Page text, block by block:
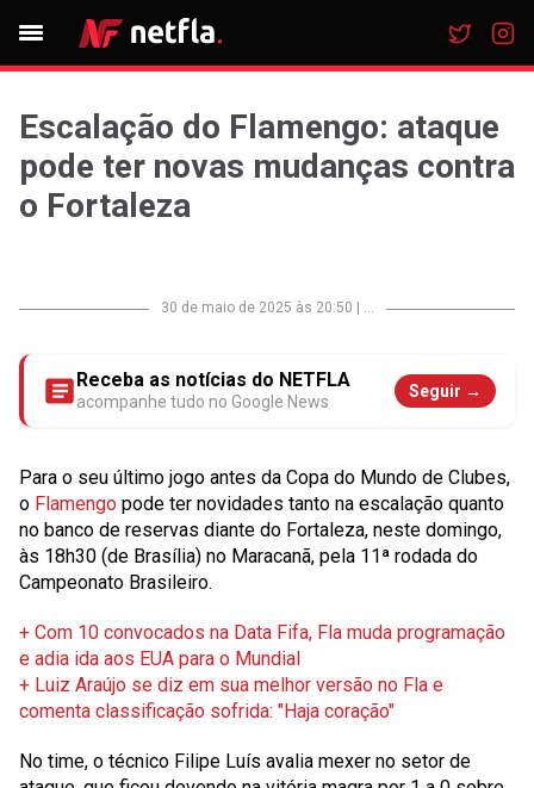
Escalação do Flamengo: ataque
pode ter novas mudanças contra
o Fortaleza
30 de maio de 2025 às 20:50 ...
Receba as notícias do NETFLA
acompanhe tudo no Google News
Seguir →
Para o seu último jogo antes da Copa do Mundo de Clubes,
o Flamengo pode ter novidades tanto na escalação quanto
no banco de reservas diante do Fortaleza, neste domingo,
às 18h30 (de Brasília) no Maracanã, pela 11ª rodada do
Campeonato Brasileiro.
+ Com 10 convocados na Data Fifa, Fla muda programação
e adia ida aos EUA para o Mundial
+ Luiz Araújo se diz em sua melhor versão no Fla e
comenta classificação sofrida: "Haja coração"
No time, o técnico Filipe Luís avalia mexer no setor de